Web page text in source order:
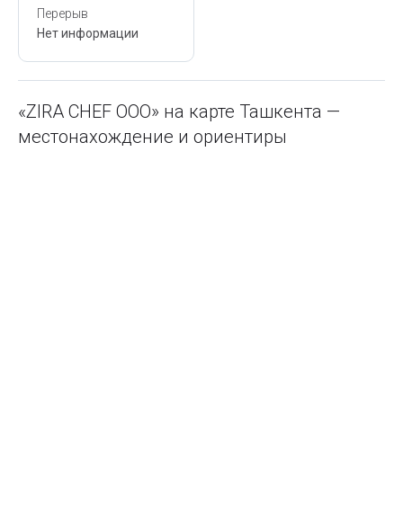
Перерыв
Нет информации
«ZIRA CHEF ООО» на карте Ташкента —
местонахождение и ориентиры